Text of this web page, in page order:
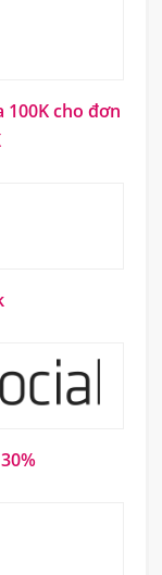
100K cho đơn